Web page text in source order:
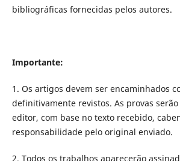
bibliográficas fornecidas pelos autores.
Importante:
1. Os artigos devem ser encaminhados
definitivamente revistos. As provas
editor, com base no texto recebido,
responsabilidade pelo original enviado.
2. Todos os trabalhos aparecerão